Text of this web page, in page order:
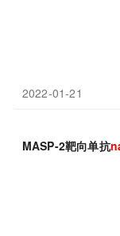
2022-01-21
MASP-2靶向单抗